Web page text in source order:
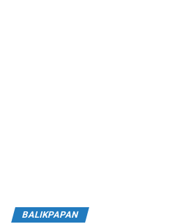
BALIKPAPAN